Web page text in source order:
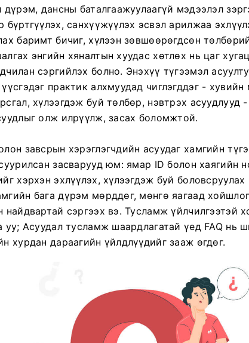
дансны баталгаажуулаагүй мэдээлэл
санхүүжүүлэх эсвэл арилжаа
баримт бичиг, хүлээн зөвшөөрөгдсөн
энгийн хяналтын хуудас хөтлөх нь цаг
сэргийлэх болно. Энэхүү түгээмэл
практик алхмуудад чиглэгддэг -
хүлээгдэж буй төлбөр, нэвтрэх асуудлууд
олж илрүүлж, засах боломжтой.
завсрын хэрэглэгчдийн асуудаг хамгийн
засварууд юм: ямар ID болон хаягийн
хэрхэн эхлүүлэх, хүлээгдэж буй боловсруулах
бага дүрэм мөрддөг, мөнгө яагаад
найдвартай сэргээх вэ. Тусламж үйлчилгээтэй
уу; Асуудал тусламж шаардлагатай үед FAQ нь
хурдан дараагийн үйлдлүүдийг зааж өгдөг.